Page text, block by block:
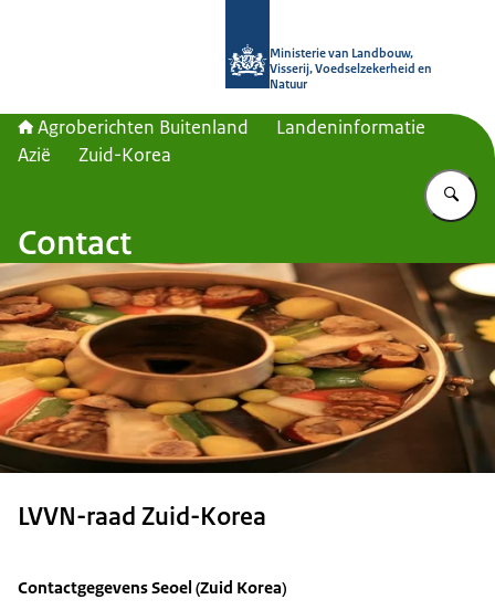
Ministerie van Landbouw,
Visserij, Voedselzekerheid en
Natuur
Agroberichten Buitenland
Landeninformatie
Azië
Zuid-Korea
Contact
LVVN-raad Zuid-Korea
Contactgegevens Seoel (Zuid Korea)